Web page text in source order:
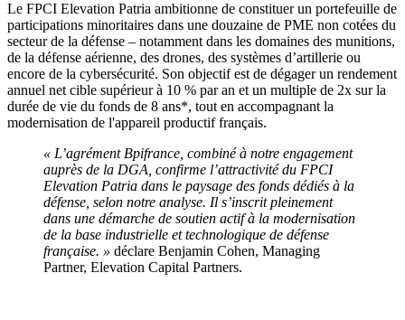
Le FPCI Elevation Patria ambitionne de constituer un portefeuille de
participations minoritaires dans une douzaine de PME non cotées du
secteur de la défense – notamment dans les domaines des munitions,
de la défense aérienne, des drones, des systèmes d’artillerie ou
encore de la cybersécurité. Son objectif est de dégager un rendement
annuel net cible supérieur à 10 % par an et un multiple de 2x sur la
durée de vie du fonds de 8 ans*, tout en accompagnant la
modernisation de l'appareil productif français.
« L’agrément Bpifrance, combiné à notre engagement
auprès de la DGA, confirme l’attractivité du FPCI
Elevation Patria dans le paysage des fonds dédiés à la
défense, selon notre analyse. Il s’inscrit pleinement
dans une démarche de soutien actif à la modernisation
de la base industrielle et technologique de défense
française. » déclare Benjamin Cohen, Managing
Partner, Elevation Capital Partners.